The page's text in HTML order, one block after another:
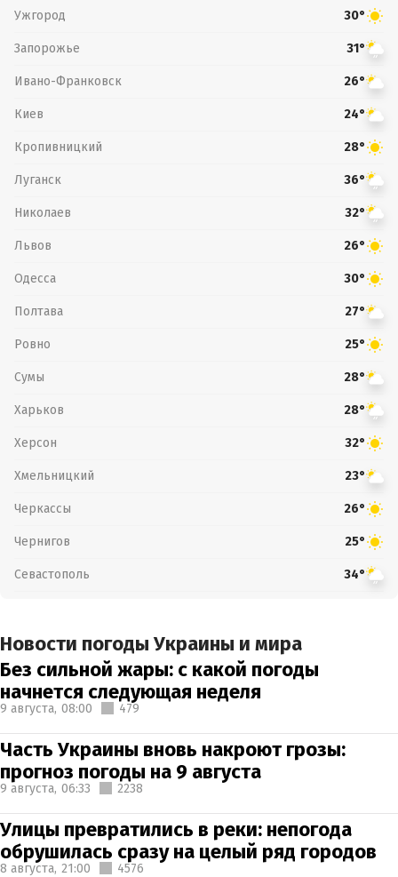
Ужгород 30°
Запорожье 31°
Ивано-Франковск 26°
Киев 24°
Кропивницкий 28°
Луганск 36°
Николаев 32°
Львов 26°
Одесса 30°
Полтава 27°
Ровно 25°
Сумы 28°
Харьков 28°
Херсон 32°
Хмельницкий 23°
Черкассы 26°
Чернигов 25°
Севастополь 34°
Новости погоды Украины и мира
Без сильной жары: с какой погоды
начнется следующая неделя
9 августа, 08:00 479
Часть Украины вновь накроют грозы:
прогноз погоды на 9 августа
9 августа, 06:33 2238
Улицы превратились в реки: непогода
обрушилась сразу на целый ряд городов
8 августа, 21:00 4576